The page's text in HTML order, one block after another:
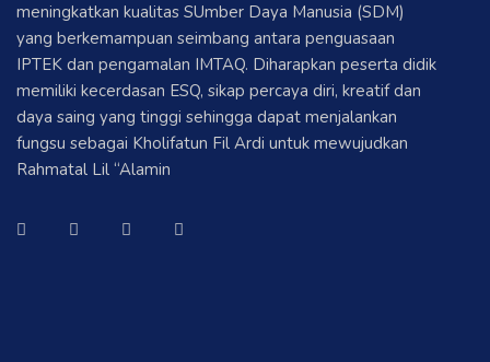
meningkatkan kualitas SUmber Daya Manusia (SDM)
yang berkemampuan seimbang antara penguasaan
IPTEK dan pengamalan IMTAQ. Diharapkan peserta didik
memiliki kecerdasan ESQ, sikap percaya diri, kreatif dan
daya saing yang tinggi sehingga dapat menjalankan
fungsu sebagai Kholifatun Fil Ardi untuk mewujudkan
Rahmatal Lil “Alamin